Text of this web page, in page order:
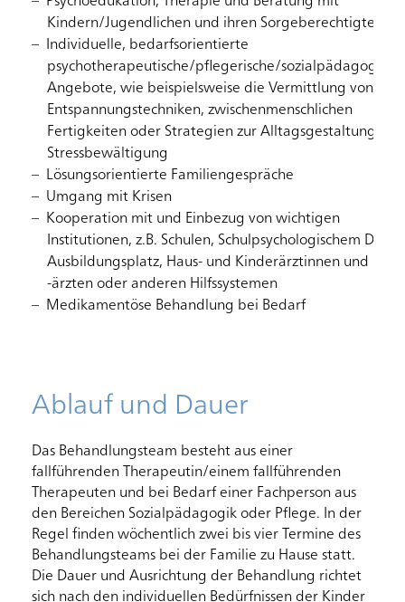
Rootline Navigation
Startseite
Kindern/Jugendlichen und ihren Sorgeberechtigten
Individuelle, bedarfsorientierte
psychotherapeutische/pflegerische/
Angebote, wie beispielsweise die Vermittlung von
Entspannungstechniken, zwischenmenschlichen
Fertigkeiten oder Strategien zur Alltagsgestaltung und
Stressbewältigung
Lösungsorientierte Familiengespräche
Umgang mit Krisen
Kooperation mit und Einbezug von wichtigen
Institutionen, z.B. Schulen, Schulpsychologischem
Ausbildungsplatz, Haus- und Kinderärztinnen und
-ärzten oder anderen Hilfssystemen
Medikamentöse Behandlung bei Bedarf
Ablauf und Dauer
Das Behandlungsteam besteht aus einer
fallführenden Therapeutin/einem fallführenden
Therapeuten und bei Bedarf einer Fachperson aus
den Bereichen Sozialpädagogik oder Pflege. In der
Regel finden wöchentlich zwei bis vier Termine des
Behandlungsteams bei der Familie zu Hause statt.
Die Dauer und Ausrichtung der Behandlung richtet
sich nach den individuellen Bedürfnissen der Kinder